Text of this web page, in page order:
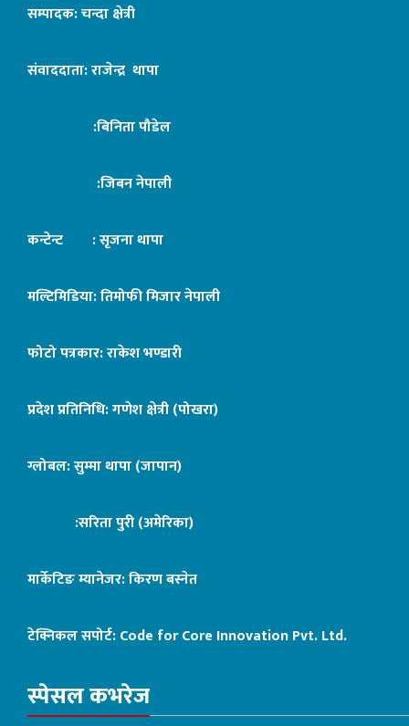
सम्पादक: चन्दा क्षेत्री
संवाददाता: राजेन्द्र थापा
:बिनिता पौडेल
:जिबन नेपाली
कन्टेन्ट : सृजना थापा
मल्टिमिडिया: तिमोफी मिजार नेपाली
फोटो पत्रकार: राकेश भण्डारी
प्रदेश प्रतिनिधि: गणेश क्षेत्री (पोखरा)
ग्लोबल: सुम्मा थापा (जापान)
:सरिता पुरी (अमेरिका)
मार्केटिङ म्यानेजर: किरण बस्नेत
टेक्निकल सपोर्ट:Code for Core Innovation Pvt. Ltd.
स्पेसल कभरेज